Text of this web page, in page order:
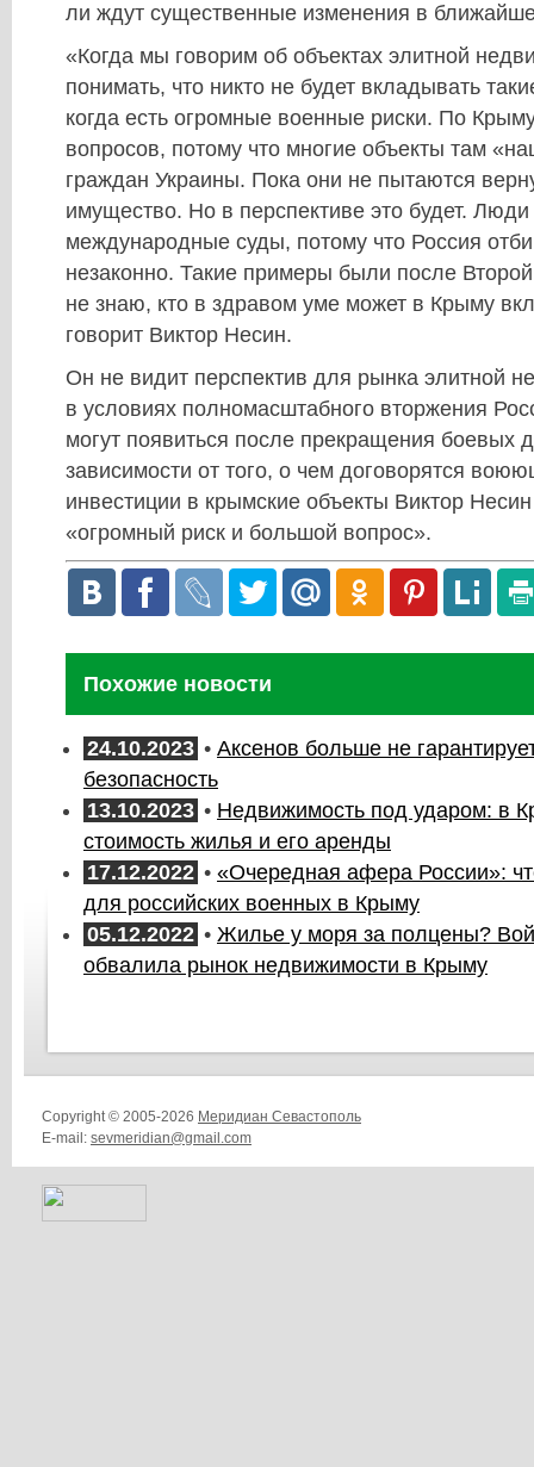
ли ждут существенные изменения в
«Когда мы говорим об объектах элитной
понимать, что никто не будет вкладывать
когда есть огромные военные риски. По
вопросов, потому что многие объекты там
граждан Украины. Пока они не пытаются
имущество. Но в перспективе это будет.
международные суды, потому что Россия
незаконно. Такие примеры были после
не знаю, кто в здравом уме может в Крыму
говорит Виктор Несин.
Он не видит перспектив для рынка элитной
в условиях полномасштабного вторжения
могут появиться после прекращения боевых
зависимости от того, о чем договорятся
инвестиции в крымские объекты Виктор
«огромный риск и большой вопрос».
Похожие новости
24.10.2023 • Аксенов больше не
безопасность
13.10.2023 • Недвижимость под ударом: в
стоимость жилья и его аренды
17.12.2022 • «Очередная афера России»:
для российских военных в Крыму
05.12.2022 • Жилье у моря за полцены?
обвалила рынок недвижимости в Крыму
Copyright © 2005-2026 Меридиан Севастополь
E-mail: sevmeridian@gmail.com